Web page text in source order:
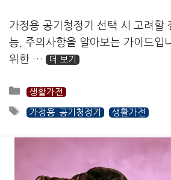
가정용 공기청정기 선택 시 고려할
능, 주의사항을 알아보는 가이드입
위한 …
더 보기
카
테
리
생활가전
태
가정용 공기청정기 생활가전